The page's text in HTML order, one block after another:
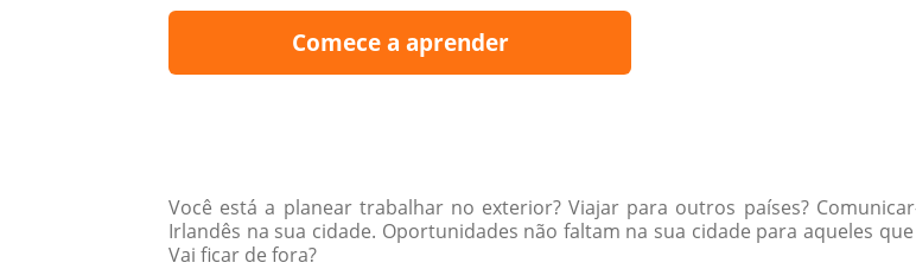
Comece a aprender
Você está a planear trabalhar no exterior? Viajar para outros países?
Irlandês na sua cidade. Oportunidades não faltam na sua cidade para aqueles
Vai ficar de fora?